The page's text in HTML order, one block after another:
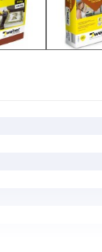
měsíců od
použít
Při práci je